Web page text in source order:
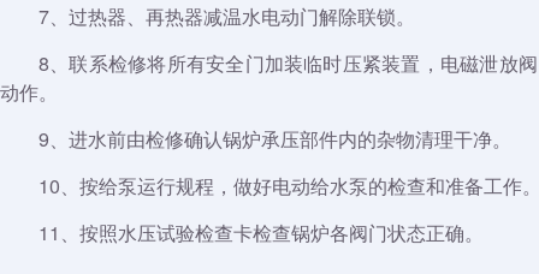
7、过热器、再热器减温水电动门解除联锁。
8、联系检修将所有安全门加装临时压紧装置，电磁泄放
动作。
9、进水前由检修确认锅炉承压部件内的杂物清理干净。
10、按给泵运行规程，做好电动给水泵的检查和准备工作
11、按照水压试验检查卡检查锅炉各阀门状态正确。